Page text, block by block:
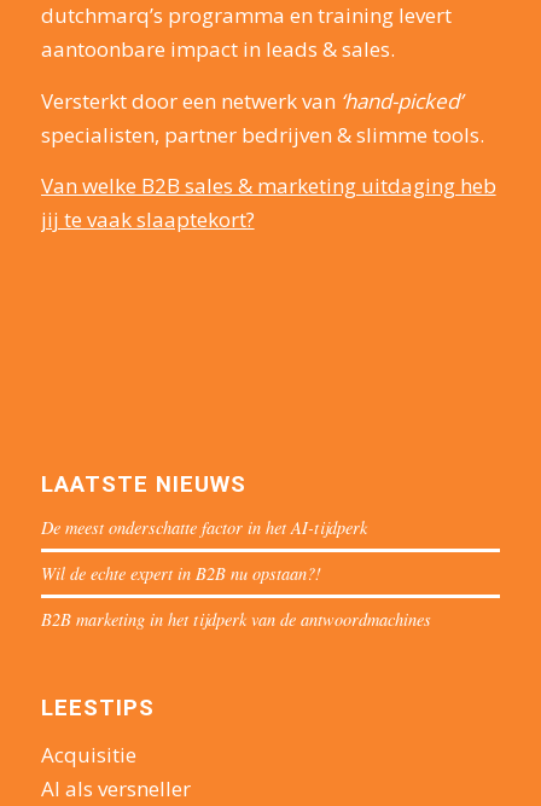
dutchmarq’s programma en training levert
aantoonbare impact in leads & sales.
Versterkt door een netwerk van ‘hand-picked’
specialisten, partner bedrijven & slimme tools.
Van welke B2B sales & marketing uitdaging heb
jij te vaak slaaptekort?
LAATSTE NIEUWS
De meest onderschatte factor in het AI-tijdperk
Wil de echte expert in B2B nu opstaan?!
B2B marketing in het tijdperk van de antwoordmachines
LEESTIPS
Acquisitie
AI als versneller